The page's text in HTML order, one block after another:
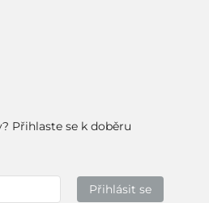
Přihlaste se k doběru
Přihlásit se